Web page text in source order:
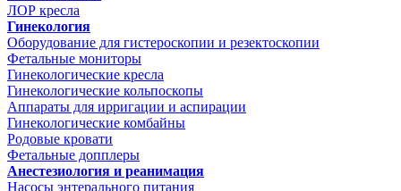
ЛОР кресла
Гинекология
Оборудование для гистероскопии и резектоскопии
Фетальные мониторы
Гинекологические кресла
Гинекологические кольпоскопы
Аппараты для ирригации и аспирации
Гинекологические комбайны
Родовые кровати
Фетальные допплеры
Анестезиология и реанимация
Насосы энтерального питания